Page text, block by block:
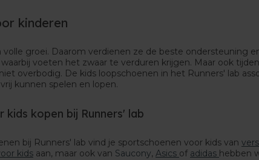
kinderen
volle groei. Daarom verdienen ze de beste ondersteuning
voeten het zwaar te verduren krijgen. Maar ook
overbodig. De kids loopschoenen in het Runners' lab
kunnen spelen en lopen.
kids kopen bij Runners' lab
bij Runners' lab vind je sportschoenen voor kids van
kids aan, maar ook van Saucony, Asics of adidas hebben